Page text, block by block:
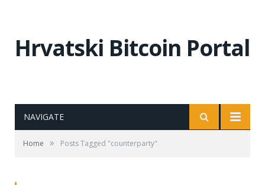
Hrvatski Bitcoin Portal
NAVIGATE
Home » Posts Tagged "counterparty"